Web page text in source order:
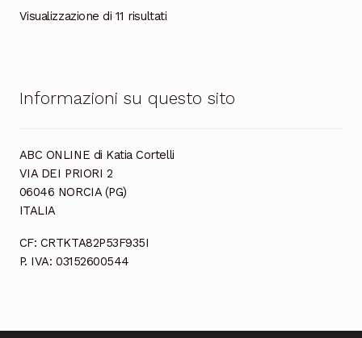
Visualizzazione di 11 risultatiOrdina
recente
Informazioni su questo sito
ABC ONLINE di Katia Cortelli
VIA DEI PRIORI 2
06046 NORCIA (PG)
ITALIA
CF: CRTKTA82P53F935I
P. IVA: 03152600544